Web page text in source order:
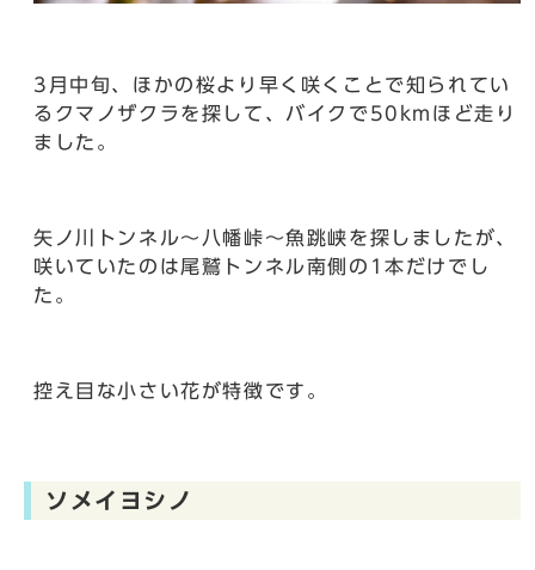
3月中旬、ほかの桜より早く咲くことで知られてい
るクマノザクラを探して、バイクで50kmほど走り
ました。
矢ノ川トンネル～八幡峠～魚跳峡を探しましたが、
咲いていたのは尾鷲トンネル南側の1本だけでし
た。
控え目な小さい花が特徴です。
ソメイヨシノ